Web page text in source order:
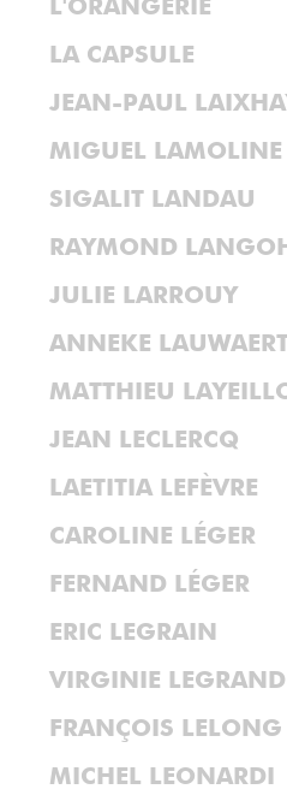
L'ORANGERIE
LA CAPSULE
JEAN-PAUL
MIGUEL LAMOLINE
SIGALIT LANDAU
RAYMOND
JULIE LARROUY
ANNEKE
MATTHIEU
JEAN LECLERCQ
LAETITIA LEFÈVRE
CAROLINE LÉGER
FERNAND LÉGER
ERIC LEGRAIN
VIRGINIE LEGRAND
FRANÇOIS LELONG
MICHEL LEONARDI